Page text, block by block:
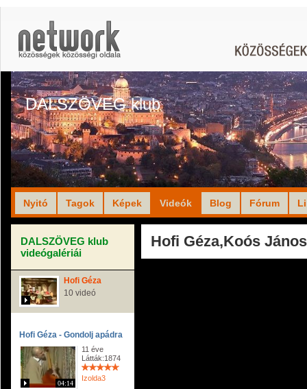
DALSZÖVEG klub
Nyitó Tagok Képek Videók Blog Fórum
DALSZÖVEG klub
videógalériái
Hofi Géza
10 videó
Hofi Géza - Gondolj apádra
04:14
11 éve
Látták:1874
Izolda3
Hofi Géza,Koós